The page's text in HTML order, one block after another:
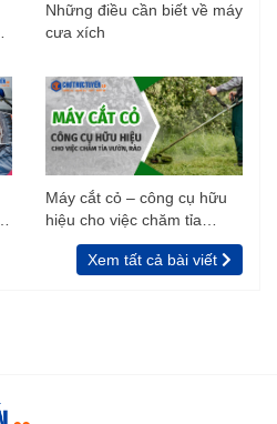
Những điều cần biết về máy
cưa xích
Máy cắt cỏ – công cụ hữu
hiệu cho việc chăm tỉa
vườn, rào
Xem tất cả bài viết